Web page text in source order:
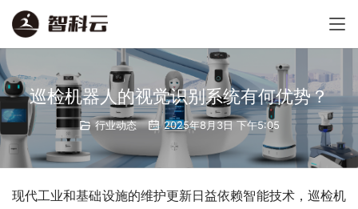
巡检机器人的视觉识别系统有何优势？
行业动态 2025年8月3日 下午5:05
现代工业和基础设施的维护更新日益依赖智能技术，巡检机